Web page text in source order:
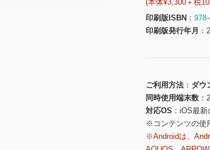
(本体¥3,300＋税
印刷版ISBN
印刷版発行年月
ご利用方法
ダウ
同時使用端末数
2
対応OS
iOS最新
※コンテンツの使
※Androidは、